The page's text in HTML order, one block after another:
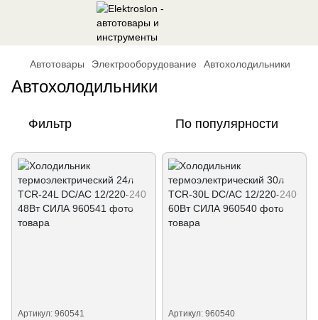
Автотовары Электрооборудование Автохолодильники
Автохолодильники
Фильтр По популярности
Артикул: 960541 Артикул: 960540